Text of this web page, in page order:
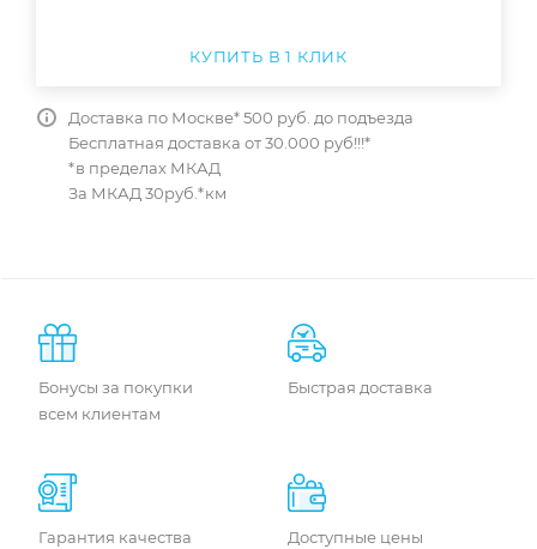
КУПИТЬ В 1 КЛИК
Доставка по Москве* 500 руб. до подъезда
Бесплатная доставка от 30.000 руб!!!*
*в пределах МКАД
За МКАД 30руб.*км
Бонусы за покупки
всем клиентам
Быстрая доставка
Гарантия качества Доступные цены